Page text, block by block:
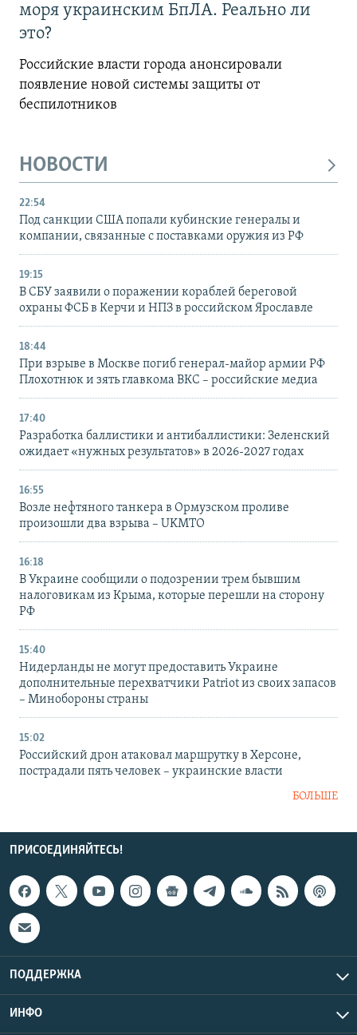
моря украинским БпЛА. Реально ли
это?
Российские власти города анонсировали
появление новой системы защиты от
беспилотников
НОВОСТИ
22:54
Под санкции США попали кубинские генералы и
компании, связанные с поставками оружия из РФ
19:15
В СБУ заявили о поражении кораблей береговой
охраны ФСБ в Керчи и НПЗ в российском Ярославле
18:44
При взрыве в Москве погиб генерал-майор армии РФ
Плохотнюк и зять главкома ВКС – российские медиа
17:40
Разработка баллистики и антибаллистики: Зеленский
ожидает «нужных результатов» в 2026-2027 годах
16:55
Возле нефтяного танкера в Ормузском проливе
произошли два взрыва – UKMTO
16:18
В Украине сообщили о подозрении трем бывшим
налоговикам из Крыма, которые перешли на сторону
РФ
15:40
Нидерланды не могут предоставить Украине
дополнительные перехватчики Patriot из своих запасов
– Минобороны страны
15:02
Российский дрон атаковал маршрутку в Херсоне,
пострадали пять человек – украинские власти
БОЛЬШЕ
ПРИСОЕДИНЯЙТЕСЬ!
ПОДДЕРЖКА
ИНФО